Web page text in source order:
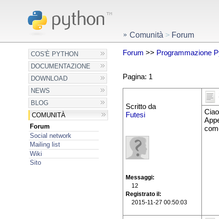
COS'È PYTHON
DOCUMENTAZIONE
DOWNLOAD
NEWS
BLOG
COMUNITÀ
Forum
Social network
Mailing list
Wiki
Sito
Comunità > Forum
Forum >> Programmazione
Pagina: 1
Scritto da
Futesi
Messaggi
12
Registrato il
2015-11-27 00:50:03